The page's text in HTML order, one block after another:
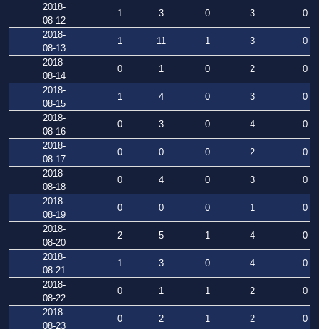
2018-
08-12
1 3 0 3
0
2018-
08-13
1 11 1 3
0
2018-
08-14
0 1 0 2
0
2018-
08-15
1 4 0 3
0
2018-
08-16
0 3 0 4
0
2018-
08-17
0 0 0 2
0
2018-
08-18
0 4 0 3
0
2018-
08-19
0 0 0 1
0
2018-
08-20
2 5 1 4
0
2018-
08-21
1 3 0 4
0
2018-
08-22
0 1 1 2
0
2018-
08-23
0 2 1 2
0